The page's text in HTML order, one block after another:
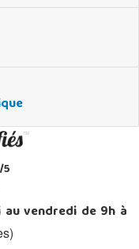
/5
au vendredi de 9h à